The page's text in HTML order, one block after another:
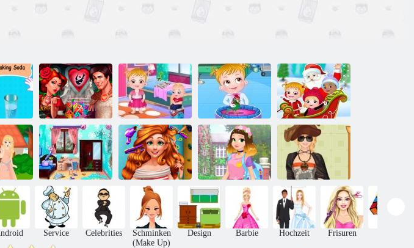
Ritter und
Prinzessinnen
Baby-
Haselnuss: Ein
Tag im
Kindergarten
Baby-Hazel:
Tierarzt
Baby-
Haselnuss -
Weihnachtsüberraschung
Fluch
Traumzimmer -
Makeover
Jessie's Stylish
Real
Haarschnitte
Rapunzel
Fashionista auf
dem Sprung
Military Style-
Woche
Service Celebrities
Schminken
(Make Up)
Design Barbie Hochzeit Frisuren